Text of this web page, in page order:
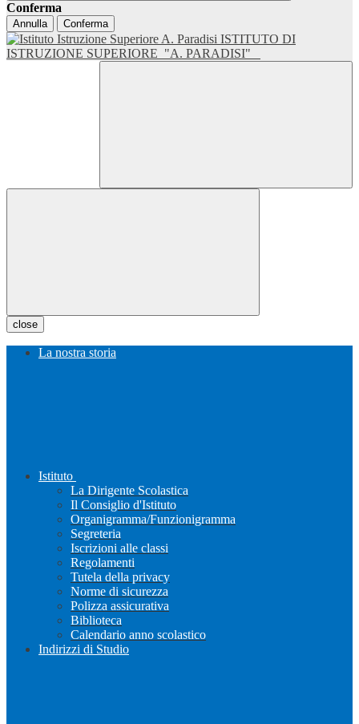
Conferma
Annulla Conferma
ISTITUTO DI
ISTRUZIONE SUPERIORE "A. PARADISI"
close
La nostra storia
Istituto
La Dirigente Scolastica
Il Consiglio d'Istituto
Organigramma/Funzionigramma
Segreteria
Iscrizioni alle classi
Regolamenti
Tutela della privacy
Norme di sicurezza
Polizza assicurativa
Biblioteca
Calendario anno scolastico
Indirizzi di Studio